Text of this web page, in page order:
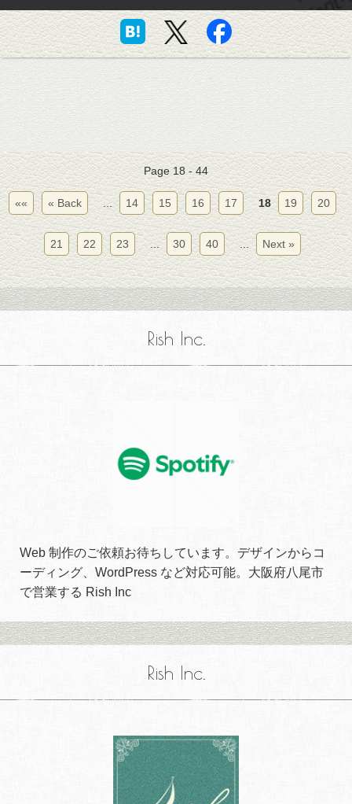
Page 18 - 44
«« « Back ... 14 15 16 17 18 19 20
21 22 23 ... 30 40 ... Next »
Rish Inc.
Web 制作のご依頼お待ちしています。デザインからコ
ーディング、WordPress など対応可能。大阪府八尾市
で営業する Rish Inc
Rish Inc.